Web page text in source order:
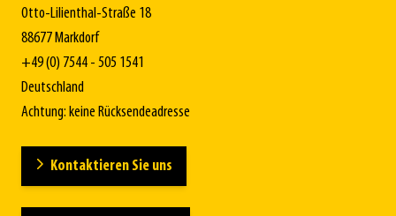
Otto-Lilienthal-Straße 18
88677 Markdorf
+49 (0) 7544 - 505 1541
Deutschland
Achtung: keine Rücksendeadresse
Kontaktieren Sie uns